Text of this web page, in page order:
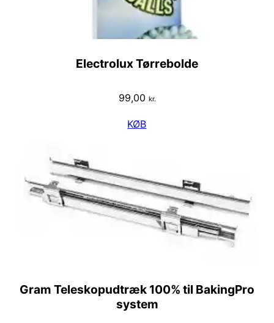
Electrolux Tørrebolde
99,00 kr.
KØB
Gram Teleskopudtræk 100% til BakingPro
system